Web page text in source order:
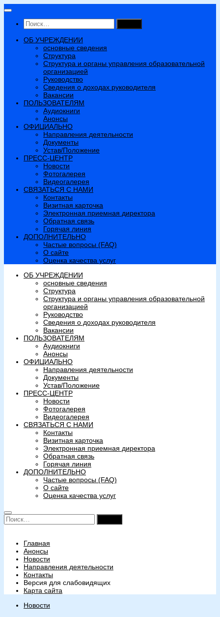
Перейти
содержимому
Найти:
ОБ УЧРЕЖДЕНИИ
основные сведения
Структура
Структура и органы управления образовательной
организацией
Руководство
Сведения о доходах руководителя
Вакансии
ПОЛЬЗОВАТЕЛЯМ
Аудиокниги
Анонсы
ОФИЦИАЛЬНО
Направления деятельности
Документы
Устав/Положение
ПРЕСС-ЦЕНТР
Новости
Фотогалерея
Видеогалерея
СВЯЗАТЬСЯ С НАМИ
Контакты
Визитная карточка
Электронная приемная директора
Обратная связь
Горячая линия
ДОПОЛНИТЕЛЬНО
Частые вопросы (FAQ)
О сайте
Оценка качества услуг
ОБ УЧРЕЖДЕНИИ
основные сведения
Структура
Структура и органы управления образовательной
организацией
Руководство
Сведения о доходах руководителя
Вакансии
ПОЛЬЗОВАТЕЛЯМ
Аудиокниги
Анонсы
ОФИЦИАЛЬНО
Направления деятельности
Документы
Устав/Положение
ПРЕСС-ЦЕНТР
Новости
Фотогалерея
Видеогалерея
СВЯЗАТЬСЯ С НАМИ
Контакты
Визитная карточка
Электронная приемная директора
Обратная связь
Горячая линия
ДОПОЛНИТЕЛЬНО
Частые вопросы (FAQ)
О сайте
Оценка качества услуг
Найти:
Главная
Анонсы
Новости
Направления деятельности
Контакты
Версия для слабовидящих
Карта сайта
Новости